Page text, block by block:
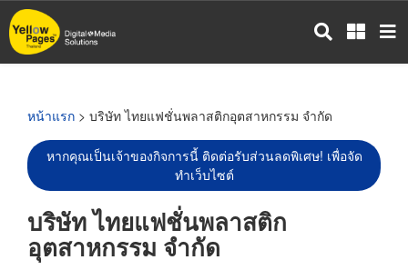
ข้าม
ไป
หน้าแรก > บริษัท ไทยแฟชั่นพลาสติกอุตสาหกรรม จำกัด
หากคุณเป็นเจ้าของกิจการนี้ ติดต่อรับส่วนลดพิเศษ! เพื่อจัด
ทำเว็บไซต์
บริษัท ไทยแฟชั่นพลาสติก
อุตสาหกรรม จำกัด